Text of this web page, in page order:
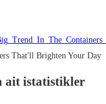
That'll Brighten Your Day
ait istatistikler